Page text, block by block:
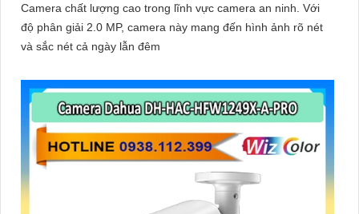
Camera chất lượng cao trong lĩnh vực camera an ninh. Với
độ phân giải 2.0 MP, camera này mang đến hình ảnh rõ nét
và sắc nét cả ngày lẫn đêm